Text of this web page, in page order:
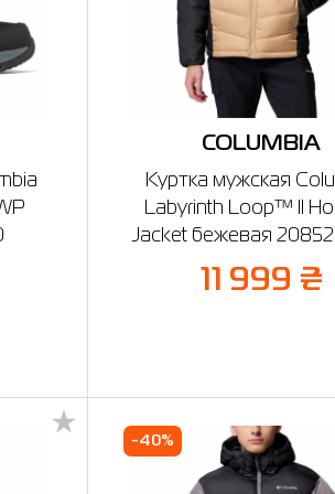
COLUMBIA
Куртка мужская
Labyrinth Loop™ II
Jacket бежевая
11 999 ₴
-40%